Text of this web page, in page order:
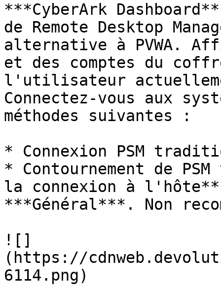
***CyberArk
de Remote Desktop
alternative à PVWA.
et des comptes du
l'utilisateur
Connectez-vous aux
méthodes suivantes :
* Connexion PSM
* Contournement de
la connexion à
***Général***. Non
![]
(https://
6114.png)